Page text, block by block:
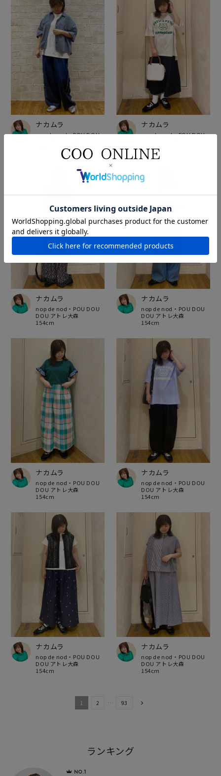
ナカムラ
nop de nod・POU DOU
ナカムラ
nop de nod・POU DOU
154cm
ナカムラ
nop de nod・POU DOU
DOU アトレ大森
154cm
ナカムラ
nop de nod・POU DOU
DOU アトレ大森
154cm
ナカムラ
nop de nod・POU DOU
DOU アトレ大森
154cm
ナカムラ
nop de nod・POU DOU
DOU アトレ大森
154cm
ナカムラ
nop de nod・POU DOU
DOU アトレ大森
154cm
ナカムラ
nop de nod・POU DOU
DOU アトレ大森
154cm
1 2 … 93
ランキング